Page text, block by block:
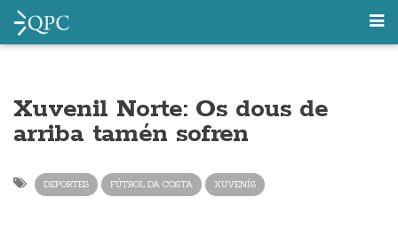
Xuvenil Norte: Os dous de
arriba tamén sofren
DEPORTES FÚTBOL DA COSTA XUVENÍS